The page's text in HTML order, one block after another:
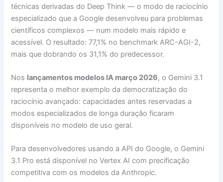
técnicas derivadas do Deep Think — o modo de raciocínio
especializado que a Google desenvolveu para problemas
científicos complexos — num modelo mais rápido e
acessível. O resultado: 77,1% no benchmark ARC-AGI-2,
mais que dobrando os 31,1% do predecessor.
Nos lançamentos modelos IA março 2026, o Gemini 3.1
representa o melhor exemplo da democratização do
raciocínio avançado: capacidades antes reservadas a
modos especializados de longa duração ficaram
disponíveis no modelo de uso geral.
Para desenvolvedores usando a API do Google, o Gemini
3.1 Pro está disponível no Vertex AI com precificação
competitiva com os modelos da Anthropic.